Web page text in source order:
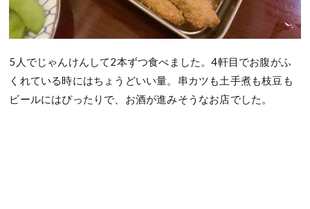
5人でじゃんけんして2本ずつ食べました。4軒目でお腹がふ
くれている時にはちょうどいい量。串カツも土手煮も枝豆も
ビールにはぴったりで、お酒が進みそうなお店でした。